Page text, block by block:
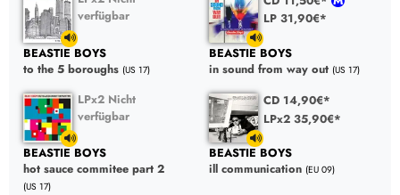
verfügbar
BEASTIE BOYS
to the 5 boroughs (US 17)
LP 31,90€*
BEASTIE BOYS
in sound from way out (US 17)
LPx2 Nicht
verfügbar
BEASTIE BOYS
hot sauce commitee part 2
(US 17)
CD 14,90€*
LPx2 35,90€*
BEASTIE BOYS
ill communication (EU 09)